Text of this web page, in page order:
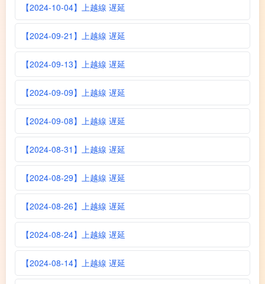
【2024-10-04】上越線 遅延
【2024-09-21】上越線 遅延
【2024-09-13】上越線 遅延
【2024-09-09】上越線 遅延
【2024-09-08】上越線 遅延
【2024-08-31】上越線 遅延
【2024-08-29】上越線 遅延
【2024-08-26】上越線 遅延
【2024-08-24】上越線 遅延
【2024-08-14】上越線 遅延